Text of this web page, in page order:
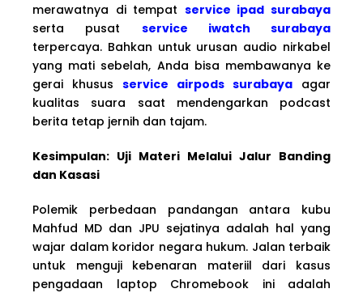
merawatnya di tempat service ipad surabaya
serta pusat service iwatch surabaya
terpercaya. Bahkan untuk urusan audio nirkabel
yang mati sebelah, Anda bisa membawanya ke
gerai khusus service airpods surabaya agar
kualitas suara saat mendengarkan podcast
berita tetap jernih dan tajam.
Kesimpulan: Uji Materi Melalui Jalur Banding
dan Kasasi
Polemik perbedaan pandangan antara kubu
Mahfud MD dan JPU sejatinya adalah hal yang
wajar dalam koridor negara hukum. Jalan terbaik
untuk menguji kebenaran materiil dari kasus
pengadaan laptop Chromebook ini adalah